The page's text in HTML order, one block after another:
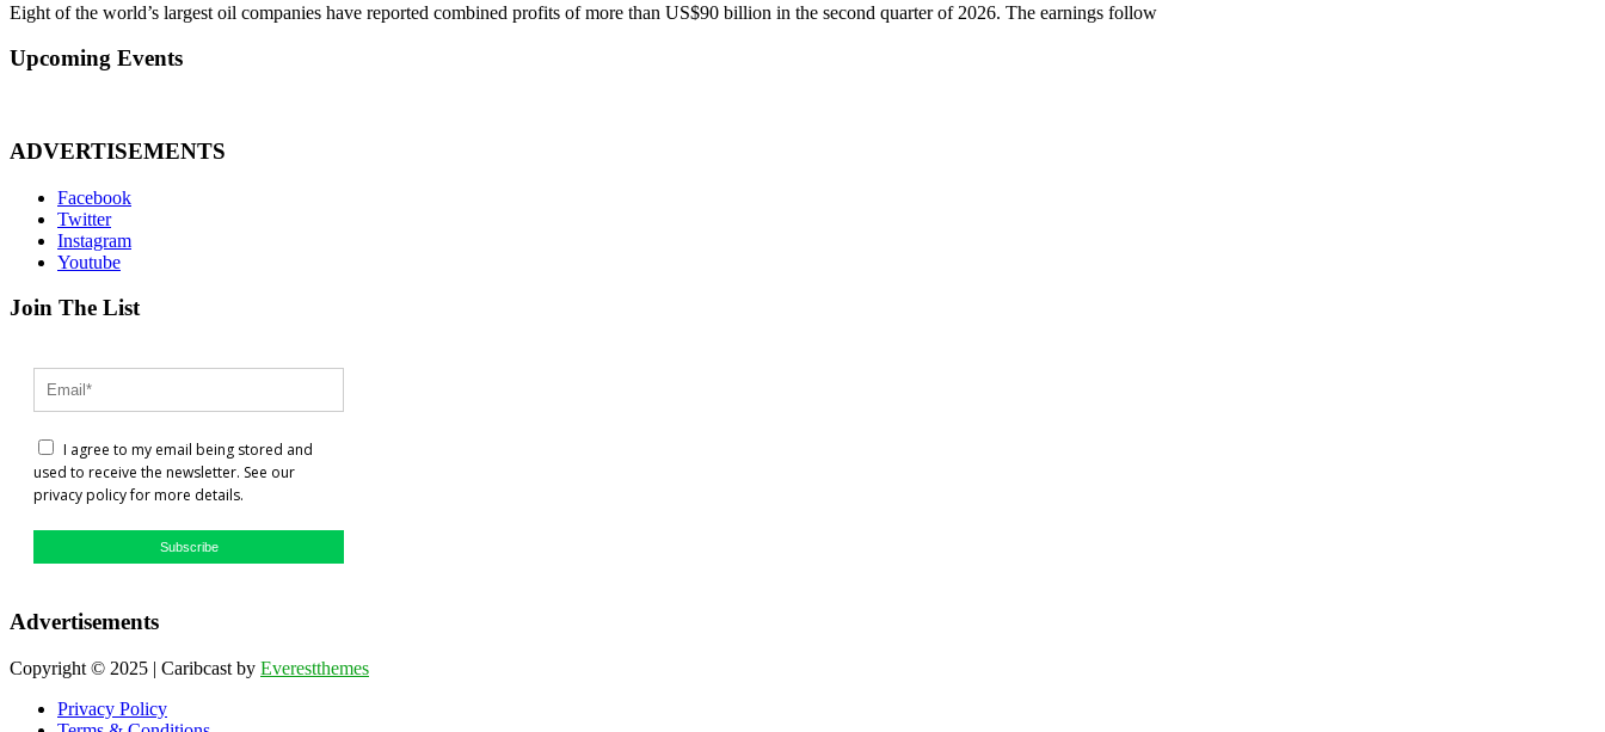
Eight of the world’s largest oil companies have reported combined profits of more than US$90 billion in the second quarter of 2026. The earnings follow
Upcoming Events
ADVERTISEMENTS
Facebook
Twitter
Instagram
Youtube
Join The List
I agree to my email being stored and
used to receive the newsletter. See our
privacy policy for more details.
Subscribe
Advertisements
Copyright © 2025 | Caribcast by Everestthemes
Privacy Policy